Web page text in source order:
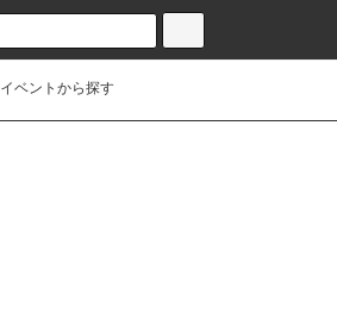
イベントから探す